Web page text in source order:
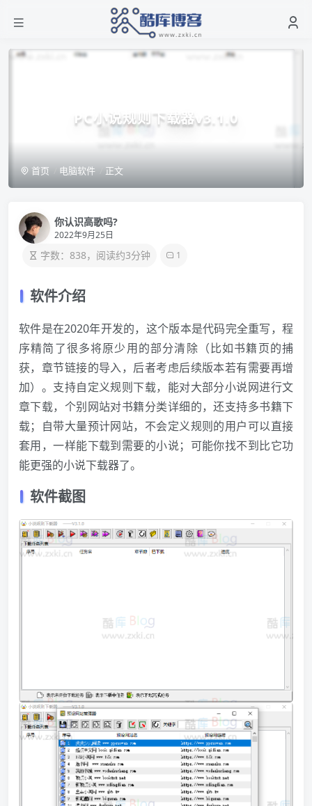
PC小说规则下载器v3.1.0
首页 电脑软件 正文
你认识高歌吗?
2022年9月25日
字数：838，阅读约3分钟 1
软件介绍
软件是在2020年开发的，这个版本是代码完全重写，程
序精简了很多将原少用的部分清除（比如书籍页的捕
获，章节链接的导入，后者考虑后续版本若有需要再增
加）。支持自定义规则下载，能对大部分小说网进行文
章下载，个别网站对书籍分类详细的，还支持多书籍下
载；自带大量预计网站，不会定义规则的用户可以直接
套用，一样能下载到需要的小说；可能你找不到比它功
能更强的小说下载器了。
软件截图